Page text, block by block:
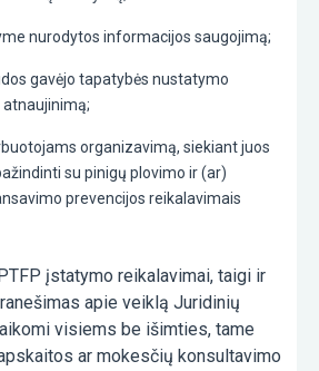
nurodytos informacijos saugojimą;
gavėjo tapatybės nustatymo
organizavimą, siekiant juos
su pinigų plovimo ir (ar)
prevencijos reikalavimais
įstatymo reikalavimai, taigi ir
apie veiklą Juridinių
visiems be išimties, tame
ar mokesčių konsultavimo